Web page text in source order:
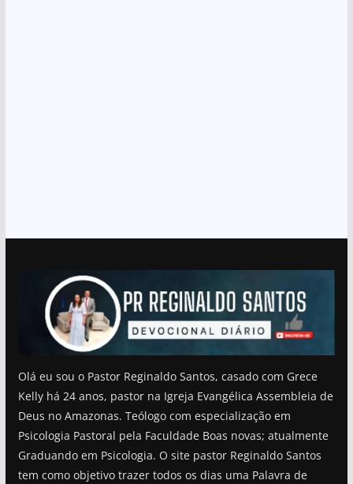
Olá eu sou o Pastor Reginaldo Santos, casado com Grece
Kelly há 24 anos, pastor na Igreja Evangélica Assembleia de
Deus no Amazonas. Teólogo com especialização em
Psicologia Pastoral pela Faculdade Boas novas; atualmente
Graduando em Psicologia. O site pastor Reginaldo Santos
tem como objetivo trazer todos os dias uma Palavra de